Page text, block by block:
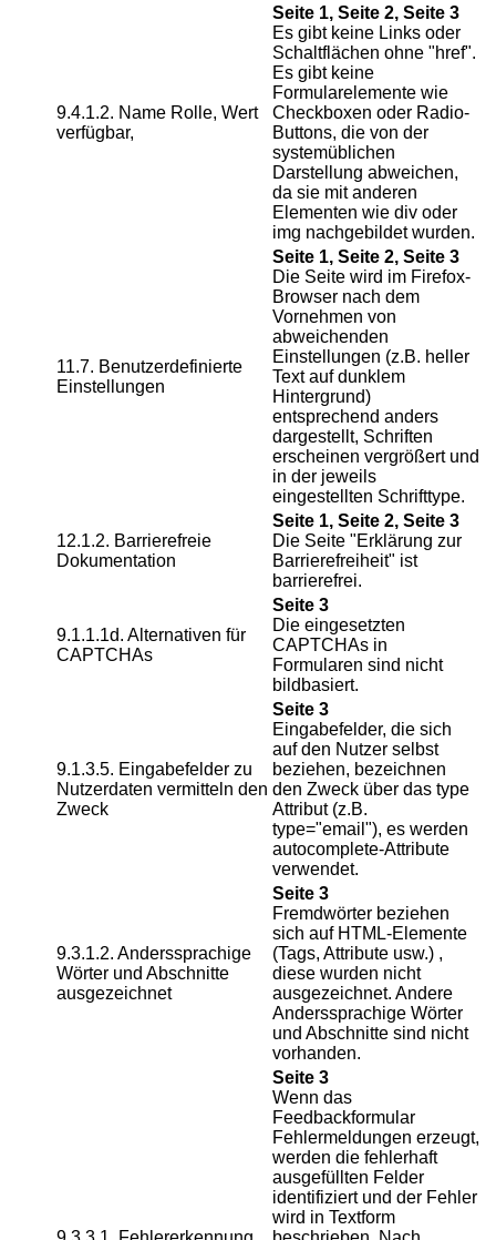
9.4.1.2. Name Rolle, Wert
verfügbar,
Seite 1, Seite 2, Seite 3
Es gibt keine Links oder
Schaltflächen ohne "href".
Es gibt keine
Formularelemente wie
Checkboxen oder Radio-
Buttons, die von der
systemüblichen
Darstellung abweichen,
da sie mit anderen
Elementen wie div oder
img nachgebildet wurden.
11.7. Benutzerdefinierte
Einstellungen
Seite 1, Seite 2, Seite 3
Die Seite wird im Firefox-
Browser nach dem
Vornehmen von
abweichenden
Einstellungen (z.B. heller
Text auf dunklem
Hintergrund)
entsprechend anders
dargestellt, Schriften
erscheinen vergrößert und
in der jeweils
eingestellten Schrifttype.
12.1.2. Barrierefreie
Dokumentation
Seite 1, Seite 2, Seite 3
Die Seite "Erklärung zur
Barrierefreiheit" ist
barrierefrei.
9.1.1.1d. Alternativen für
CAPTCHAs
Seite 3
Die eingesetzten
CAPTCHAs in
Formularen sind nicht
bildbasiert.
9.1.3.5. Eingabefelder zu
Nutzerdaten vermitteln den
Zweck
Seite 3
Eingabefelder, die sich
auf den Nutzer selbst
beziehen, bezeichnen
den Zweck über das type
Attribut (z.B.
type="email"), es werden
autocomplete-Attribute
verwendet.
9.3.1.2. Anderssprachige
Wörter und Abschnitte
ausgezeichnet
Seite 3
Fremdwörter beziehen
sich auf HTML-Elemente
(Tags, Attribute usw.) ,
diese wurden nicht
ausgezeichnet. Andere
Anderssprachige Wörter
und Abschnitte sind nicht
vorhanden.
Seite 3
Wenn das
Feedbackformular
Fehlermeldungen erzeugt,
werden die fehlerhaft
ausgefüllten Felder
identifiziert und der Fehler
wird in Textform